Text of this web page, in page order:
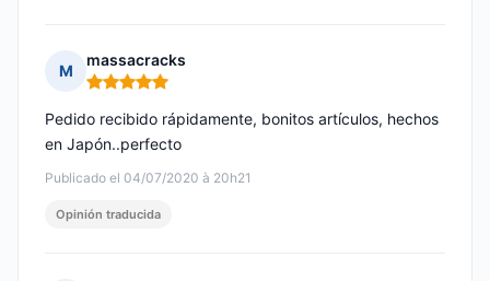
M
massacracks
Nota: 5 de 5
Publicado el 04/07/2020 à 20h21
Pedido recibido rápidamente, bonitos artículos, hechos
en Japón..perfecto
Opinión traducida